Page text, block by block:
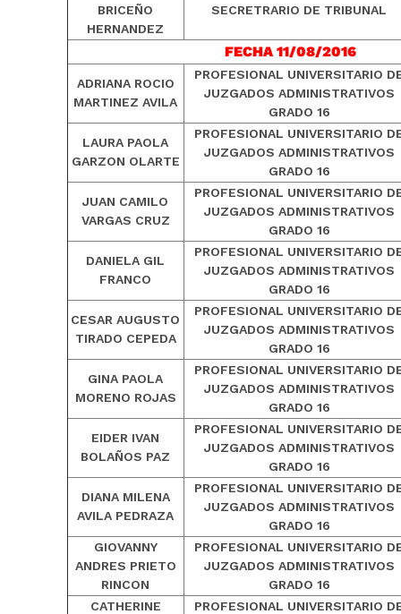
BRICEÑO
HERNANDEZ
SECRETRARIO DE TRIBUNAL
FECHA 11/08/2016
ADRIANA ROCIO
MARTINEZ AVILA
PROFESIONAL UNIVERSITARIO
JUZGADOS ADMINISTRATIVOS
GRADO 16
LAURA PAOLA
GARZON OLARTE
PROFESIONAL UNIVERSITARIO
JUZGADOS ADMINISTRATIVOS
GRADO 16
JUAN CAMILO
VARGAS CRUZ
PROFESIONAL UNIVERSITARIO
JUZGADOS ADMINISTRATIVOS
GRADO 16
DANIELA GIL
FRANCO
PROFESIONAL UNIVERSITARIO
JUZGADOS ADMINISTRATIVOS
GRADO 16
CESAR AUGUSTO
TIRADO CEPEDA
PROFESIONAL UNIVERSITARIO
JUZGADOS ADMINISTRATIVOS
GRADO 16
GINA PAOLA
MORENO ROJAS
PROFESIONAL UNIVERSITARIO
JUZGADOS ADMINISTRATIVOS
GRADO 16
EIDER IVAN
BOLAÑOS PAZ
PROFESIONAL UNIVERSITARIO
JUZGADOS ADMINISTRATIVOS
GRADO 16
DIANA MILENA
AVILA PEDRAZA
PROFESIONAL UNIVERSITARIO
JUZGADOS ADMINISTRATIVOS
GRADO 16
GIOVANNY
ANDRES PRIETO
RINCON
PROFESIONAL UNIVERSITARIO
JUZGADOS ADMINISTRATIVOS
GRADO 16
CATHERINE
PROFESIONAL UNIVERSITARIO